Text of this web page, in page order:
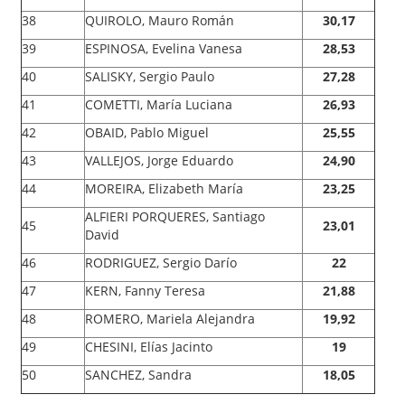
38
QUIROLO, Mauro Román
30,17
39
ESPINOSA, Evelina Vanesa
28,53
40
SALISKY, Sergio Paulo
27,28
41
COMETTI, María Luciana
26,93
42
OBAID, Pablo Miguel
25,55
43
VALLEJOS, Jorge Eduardo
24,90
44
MOREIRA, Elizabeth María 23,25
45
ALFIERI PORQUERES, Santiago
David
23,01
46 RODRIGUEZ, Sergio Darío
22
47
KERN, Fanny Teresa
21,88
48
ROMERO, Mariela Alejandra
19,92
49
CHESINI, Elías Jacinto
19
50
SANCHEZ, Sandra 18,05